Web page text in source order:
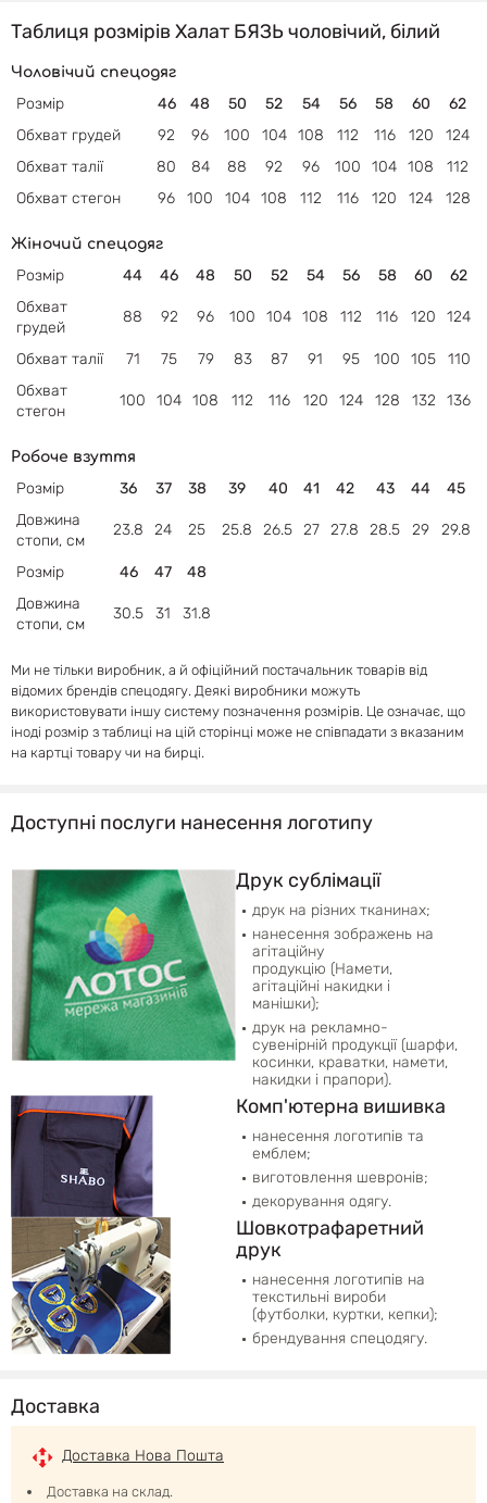
Таблиця розмірів Халат БЯЗЬ чоловічий, білий
Чоловічий спецодяг
Розмір 46 48 50 52 54 56 58 60
62
Обхват грудей
92 96 100 104 108 112 116 120
124
Обхват талії
80 84 88 92 96 100 104 108
112
Обхват стегон 96 100 104 108 112 116 120 124 128
Жіночий спецодяг
Розмір 44 46 48 50 52 54 56 58 60
62
Обхват
грудей
88 92 96 100 104 108 112 116 120 124
Обхват талії 71 75 79 83 87 91 95 100 105
110
Обхват
стегон
100 104 108 112 116 120 124 128 132 136
Робоче взуття
Розмір 36 37 38 39 40 41 42 43 44
45
Довжина
стопи, см
23.8 24 25 25.8 26.5 27 27.8 28.5 29 29.8
Розмір 46 47
48
Довжина
стопи, см
30.5 31 31.8
Ми не тільки виробник, а й офіційний постачальник товарів від
відомих брендів спецодягу. Деякі виробники можуть
використовувати іншу систему позначення розмірів. Це означає, що
іноді розмір з таблиці на цій сторінці може не співпадати з вказаним
на картці товару чи на бирці.
Доступні послуги нанесення логотипу
Друк сублімації
друк на різних тканинах;
нанесення зображень на
агітаційну
продукцію (Намети,
агітаційні накидки і
манішки);
друк на рекламно-
сувенірній продукції (шарфи,
косинки, краватки, намети,
накидки і прапори).
Комп'ютерна вишивка
нанесення логотипів та
емблем;
виготовлення шевронів;
декорування одягу.
Шовкотрафаретний
друк
нанесення логотипів на
текстильні вироби
(футболки, куртки, кепки);
брендування спецодягу.
Доставка
Доставка Нова Пошта
Доставка на склад.